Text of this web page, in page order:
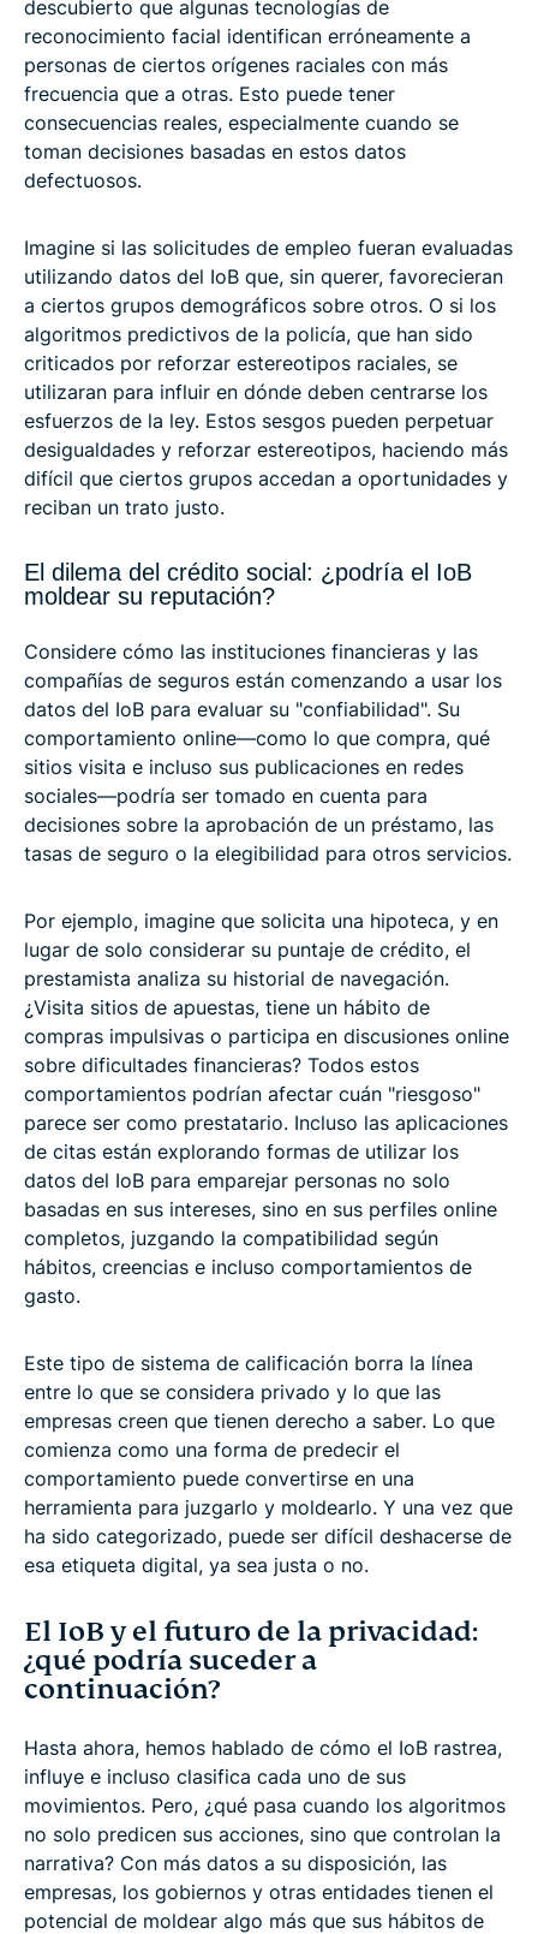
descubierto que algunas tecnologías de
reconocimiento facial identifican erróneamente a
personas de ciertos orígenes raciales con más
frecuencia que a otras. Esto puede tener
consecuencias reales, especialmente cuando se
toman decisiones basadas en estos datos
defectuosos.
Imagine si las solicitudes de empleo fueran evaluadas
utilizando datos del IoB que, sin querer, favorecieran
a ciertos grupos demográficos sobre otros. O si los
algoritmos predictivos de la policía, que han sido
criticados por reforzar estereotipos raciales, se
utilizaran para influir en dónde deben centrarse los
esfuerzos de la ley. Estos sesgos pueden perpetuar
desigualdades y reforzar estereotipos, haciendo más
difícil que ciertos grupos accedan a oportunidades y
reciban un trato justo.
El dilema del crédito social: ¿podría el IoB
moldear su reputación?
Considere cómo las instituciones financieras y las
compañías de seguros están comenzando a usar los
datos del IoB para evaluar su "confiabilidad". Su
comportamiento online—como lo que compra, qué
sitios visita e incluso sus publicaciones en redes
sociales—podría ser tomado en cuenta para
decisiones sobre la aprobación de un préstamo, las
tasas de seguro o la elegibilidad para otros servicios.
Por ejemplo, imagine que solicita una hipoteca, y en
lugar de solo considerar su puntaje de crédito, el
prestamista analiza su historial de navegación.
¿Visita sitios de apuestas, tiene un hábito de
compras impulsivas o participa en discusiones online
sobre dificultades financieras? Todos estos
comportamientos podrían afectar cuán "riesgoso"
parece ser como prestatario. Incluso las aplicaciones
de citas están explorando formas de utilizar los
datos del IoB para emparejar personas no solo
basadas en sus intereses, sino en sus perfiles online
completos, juzgando la compatibilidad según
hábitos, creencias e incluso comportamientos de
gasto.
Este tipo de sistema de calificación borra la línea
entre lo que se considera privado y lo que las
empresas creen que tienen derecho a saber. Lo que
comienza como una forma de predecir el
comportamiento puede convertirse en una
herramienta para juzgarlo y moldearlo. Y una vez que
ha sido categorizado, puede ser difícil deshacerse de
esa etiqueta digital, ya sea justa o no.
El IoB y el futuro de la privacidad:
¿qué podría suceder a
continuación?
Hasta ahora, hemos hablado de cómo el IoB rastrea,
influye e incluso clasifica cada uno de sus
movimientos. Pero, ¿qué pasa cuando los algoritmos
no solo predicen sus acciones, sino que controlan la
narrativa? Con más datos a su disposición, las
empresas, los gobiernos y otras entidades tienen el
potencial de moldear algo más que sus hábitos de